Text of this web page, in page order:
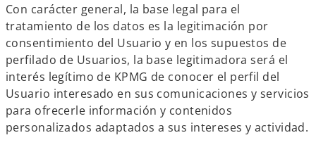
Con carácter general, la base legal para el
tratamiento de los datos es la legitimación por
consentimiento del Usuario y en los supuestos de
perfilado de Usuarios, la base legitimadora será el
interés legítimo de KPMG de conocer el perfil del
Usuario interesado en sus comunicaciones y servicios
para ofrecerle información y contenidos
personalizados adaptados a sus intereses y actividad.